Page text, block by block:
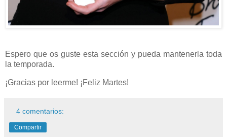
Espero que os guste esta sección y pueda mantenerla toda
la temporada.
¡Gracias por leerme! ¡Feliz Martes!
4 comentarios:
Compartir